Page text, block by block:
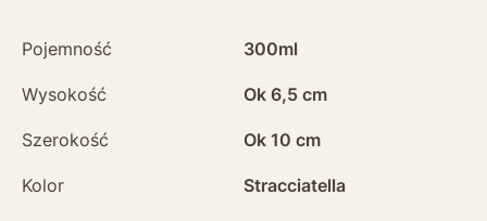
Pojemność 300ml
Wysokość Ok 6,5 cm
Szerokość Ok 10 cm
Kolor Stracciatella